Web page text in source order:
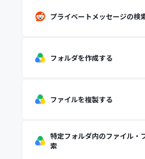
プライベートメッセージの検
フォルダを作成する
ファイルを複製する
特定フォルダ内のファイル・
索